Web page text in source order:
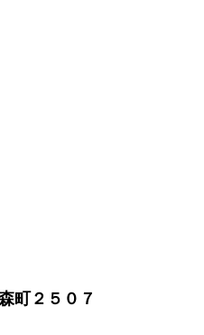
町２５０７